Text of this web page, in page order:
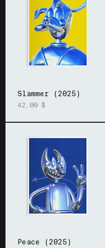
Slammer (2025)
Prix
42,00 $
Peace (2025)